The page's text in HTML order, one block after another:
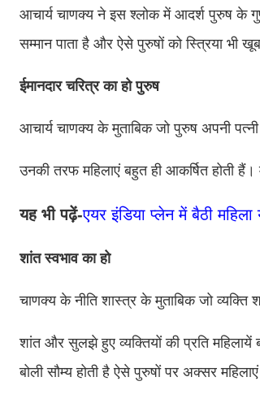
आचार्य चाणक्य ने इस श्‍लोक में आदर्श पुरुष के
सम्‍मान पाता है और ऐसे पुरुषों को स्त्रिया भी
ईमानदार चरित्र का हो पुरुष
आचार्य चाणक्य के मुताबिक जो पुरुष अपनी
उनकी तरफ महिलाएं बहुत ही आकर्षित होती
यह भी पढ़ें-एयर इंडिया प्लेन में बैठी
शांत स्वभाव का हो
चाणक्य के नीति शास्त्र के मुताबिक जो
शांत और सुलझे हुए व्यक्तियों की प्रति महिलायें
बोली सौम्य होती है ऐसे पुरुषों पर अक्सर महिलाएं